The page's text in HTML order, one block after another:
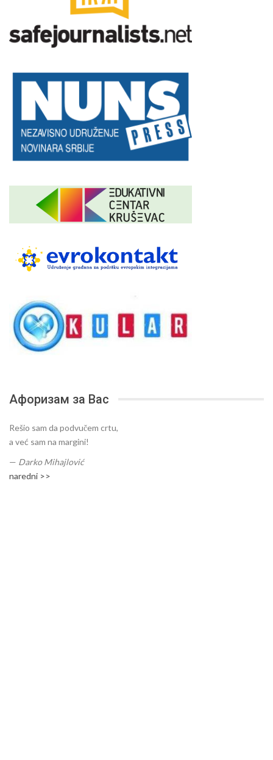
Афоризам за Вас
Rešio sam da podvučem crtu,
a već sam na margini!
— Darko Mihajlović
naredni >>